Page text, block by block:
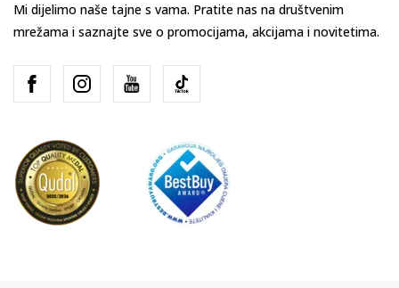
Mi dijelimo naše tajne s vama. Pratite nas na društvenim
mrežama i saznajte sve o promocijama, akcijama i novitetima.